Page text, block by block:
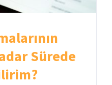
Sürede